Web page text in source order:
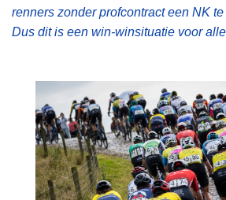
renners zonder profcontract een NK
Dus dit is een win-winsituatie voor alle